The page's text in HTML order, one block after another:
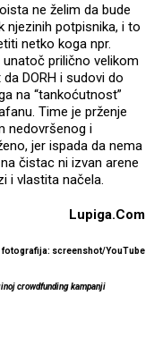
ne želim da bude
njezinih potpisnika, i to
netko koga npr.
prilično velikom
DORH i sudovi do
na “tankoćutnost”
Time je prženje
nedovršenog i
jer ispada da nema
čistac ni izvan arene
i vlastita načela.
Lupiga.Com
fotografija: screenshot/YouTube
crowdfunding kampanji